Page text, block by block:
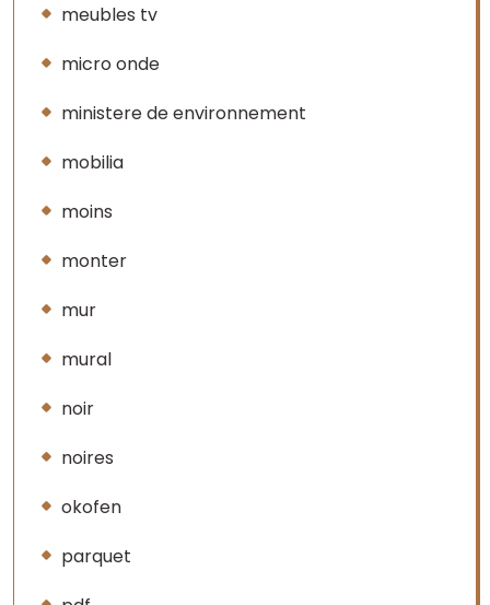
meubles tv
micro onde
ministere de environnement
mobilia
moins
monter
mur
mural
noir
noires
okofen
parquet